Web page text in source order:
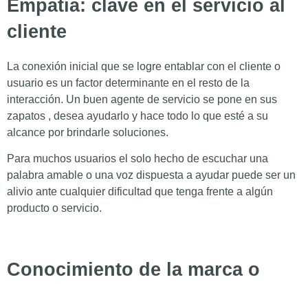
Empatía: clave en el servicio al
cliente
La conexión inicial que se logre entablar con el cliente o
usuario es un factor determinante en el resto de la
interacción. Un buen agente de servicio se pone en sus
zapatos , desea ayudarlo y hace todo lo que esté a su
alcance por brindarle soluciones.
Para muchos usuarios el solo hecho de escuchar una
palabra amable o una voz dispuesta a ayudar puede ser un
alivio ante cualquier dificultad que tenga frente a algún
producto o servicio.
Conocimiento de la marca o